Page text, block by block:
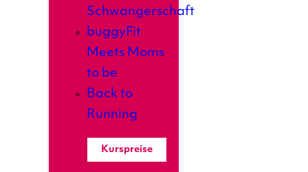
Schwangerschaft
buggyFit
Meets Moms
to be
Back to
Running
Kurspreise